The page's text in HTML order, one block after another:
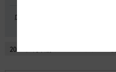
広域的なETCシステム障害発生時の
2014年2月以前のニュースリリースを